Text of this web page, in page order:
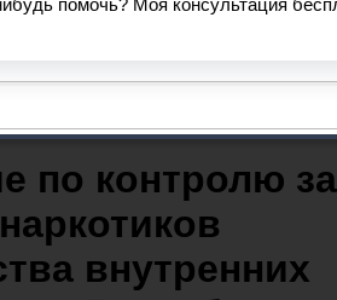
Марий Эл
за оборотом наркотиков
дел России по Республике
Ола
по контролю за
внутренних